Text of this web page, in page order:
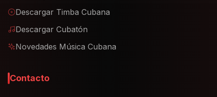
Descargar Timba Cubana
Descargar Cubatón
Novedades Música Cubana
Contacto